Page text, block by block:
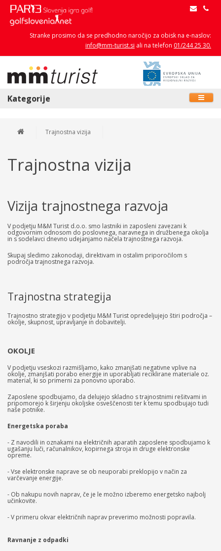
Stranke prosimo da se predhodno naročijo za obisk na e-naslov:
info@mm-turist.si ali na telefon 01/244 25 30.
Kategorije
Trajnostna vizija
Trajnostna vizija
Vizija trajnostnega razvoja
V podjetju M&M Turist d.o.o. smo lastniki in zaposleni zavezani k
odgovornim odnosom do poslovnega, naravnega in družbenega okolja
in s sodelavci dnevno udejanjamo načela trajnostnega razvoja.
Skupaj sledimo zakonodaji, direktivam in ostalim priporočilom s
področja trajnostnega razvoja.
Trajnostna strategija
Trajnostno strategijo v podjetju M&M Turist opredeljujejo štiri področja –
okolje, skupnost, upravljanje in dobavitelji.
OKOLJE
V podjetju vseskozi razmišljamo, kako zmanjšati negativne vplive na
okolje, zmanjšati porabo energije in uporabljati reciklirane materiale oz.
material, ki so primerni za ponovno uporabo.
Zaposlene spodbujamo, da delujejo skladno s trajnostnimi rešitvami in
pripomorejo k širjenju okoljske osveščenosti ter k temu spodbujajo tudi
naše potnike.
Energetska poraba
- Z navodili in oznakami na električnih aparatih zaposlene spodbujamo k
ugašanju luči, računalnikov, kopirnega stroja in druge elektronske
opreme.
- Vse elektronske naprave se ob neuporabi preklopijo v način za
varčevanje energije.
- Ob nakupu novih naprav, če je le možno izberemo energetsko najbolj
učinkovite.
- V primeru okvar električnih naprav preverimo možnosti popravila.
Ravnanje z odpadki